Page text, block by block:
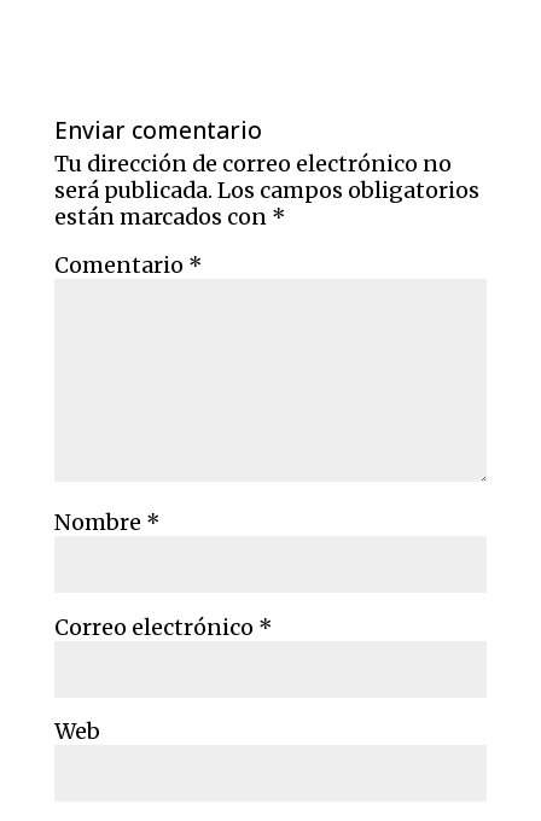
Enviar comentario
Tu dirección de correo electrónico no
será publicada. Los campos obligatorios
están marcados con *
Comentario *
Nombre *
Correo electrónico *
Web